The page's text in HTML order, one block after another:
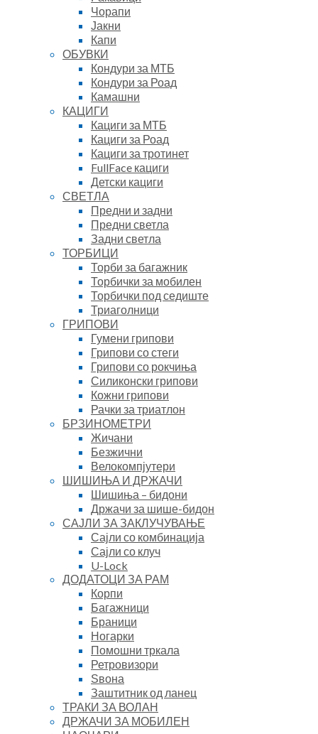
Чорапи
Јакни
Капи
ОБУВКИ
Кондури за МТБ
Кондури за Роад
Камашни
КАЦИГИ
Кациги за МТБ
Кациги за Роад
Кациги за тротинет
FullFace кациги
Детски кациги
СВЕТЛА
Предни и задни
Предни светла
Задни светла
ТОРБИЦИ
Торби за багажник
Торбички за мобилен
Торбички под седиште
Триаголници
ГРИПОВИ
Гумени грипови
Грипови со стеги
Грипови со рокчиња
Силиконски грипови
Кожни грипови
Рачки за триатлон
БРЗИНОМЕТРИ
Жичани
Безжични
Велокомпјутери
ШИШИЊА И ДРЖАЧИ
Шишиња – бидони
Држачи за шише-бидон
САЈЛИ ЗА ЗАКЛУЧУВАЊЕ
Сајли со комбинација
Сајли со клуч
U-Lock
ДОДАТОЦИ ЗА РАМ
Корпи
Багажници
Браници
Ногарки
Помошни тркала
Ретровизори
Ѕвона
Заштитник од ланец
ТРАКИ ЗА ВОЛАН
ДРЖАЧИ ЗА МОБИЛЕН